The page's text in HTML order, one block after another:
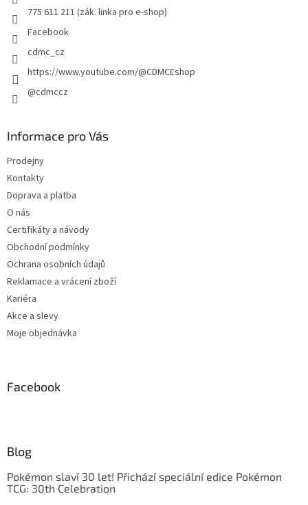
775 611 211 (zák. linka pro e-shop)
Facebook
cdmc_cz
https://www.youtube.com/@CDMCEshop
@cdmccz
Informace pro Vás
Prodejny
Kontakty
Doprava a platba
O nás
Certifikáty a návody
Obchodní podmínky
Ochrana osobních údajů
Reklamace a vrácení zboží
Kariéra
Akce a slevy
Moje objednávka
Facebook
Blog
Pokémon slaví 30 let! Přichází speciální edice Pokémon
TCG: 30th Celebration